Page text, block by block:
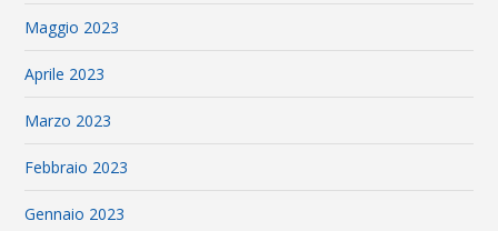
Maggio 2023
Aprile 2023
Marzo 2023
Febbraio 2023
Gennaio 2023